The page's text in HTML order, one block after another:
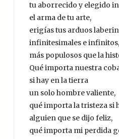
tu aborrecido y elegido
el arma de tu arte,
erigías tus arduos
infinitesimales e infinitos,
más populosos que la
Qué importa nuestra
si hay en la tierra
un solo hombre valiente,
qué importa la tristeza si
alguien que se dijo feliz,
qué importa mi perdida